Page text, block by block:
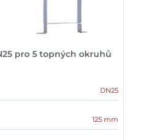
pro 5 topných okruhů
DN25
125 mm